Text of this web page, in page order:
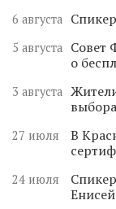
6 августа
5 августа
Совет
о
3 августа
27 июля
В
24 июля